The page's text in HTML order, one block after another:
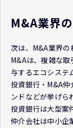
M&A業界
次は、M&A業界の
M&Aは、複雑な
与するエコシステ
投資銀行・M&A
ンドなどが挙げら
投資銀行は大型案
仲介会社は中小企